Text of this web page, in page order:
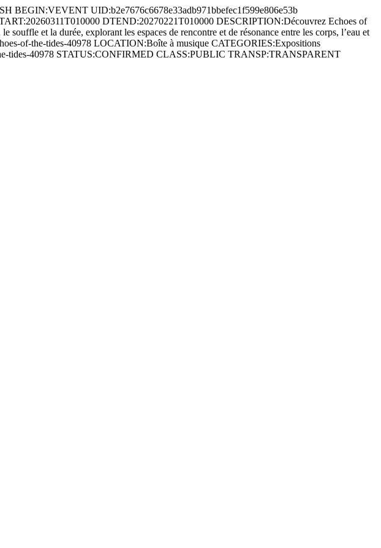
UID:b2e7676c6678e33adb971bbefec1f599e806e53b
DTEND:20270221T010000 DESCRIPTION:Découvrez Echoes of
et la durée, explorant les espaces de rencontre et de résonance entre les corps, l’eau et
of-the-tides-40978 LOCATION:Boîte à musique CATEGORIES:Expositions
tides-40978 STATUS:CONFIRMED CLASS:PUBLIC TRANSP:TRANSPARENT